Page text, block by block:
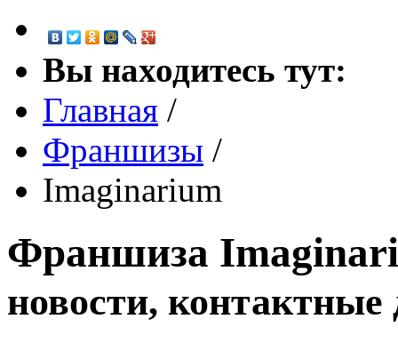
Вы находитесь тут:
Главная /
Франшизы /
Imaginarium
Франшиза
новости,